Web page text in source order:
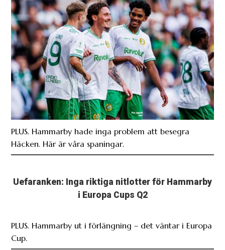
PLUS. Hammarby hade inga problem att besegra
Häcken. Här är våra spaningar.
Uefaranken: Inga riktiga nitlotter för Hammarby
i Europa Cups Q2
PLUS. Hammarby ut i förlängning – det väntar i Europa
Cup.